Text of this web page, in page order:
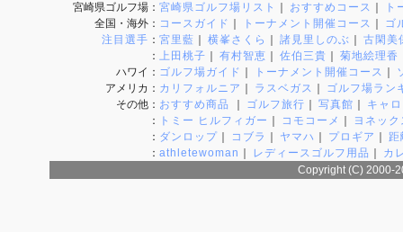
宮崎県ゴルフ場 ： 宮崎県ゴルフ場リスト おすすめコース
ト
全国・海外 ： コースガイド トーナメント開催コース
ゴ
注目選手 ： 宮里藍 横峯さくら 諸見里しのぶ
古閑美
： 上田桃子 有村智恵 佐伯三貴 菊地絵理香
ハワイ ： ゴルフ場ガイド トーナメント開催コース
アメリカ ： カリフォルニア ラスベガス
ゴルフ場ラン
その他 ： おすすめ商品 ゴルフ旅行 写真館
キャ
：
トミー ヒルフィガー コモコーメ
ヨネック
： ダンロップ コブラ ヤマハ プロギア
距
： athletewoman レディースゴルフ用品
カ
Copyright (C) 2000-